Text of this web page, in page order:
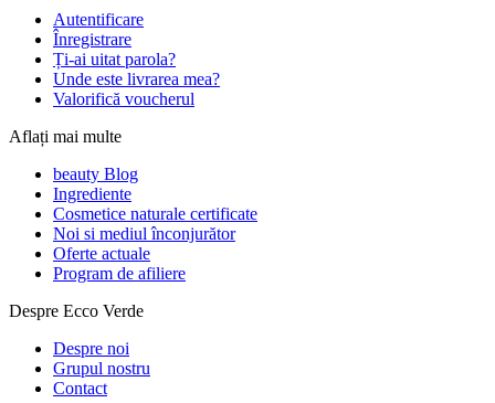
Autentificare
Înregistrare
Ți-ai uitat parola?
Unde este livrarea mea?
Valorifică voucherul
Aflați mai multe
beauty Blog
Ingrediente
Cosmetice naturale certificate
Noi si mediul înconjurător
Oferte actuale
Program de afiliere
Despre Ecco Verde
Despre noi
Grupul nostru
Contact